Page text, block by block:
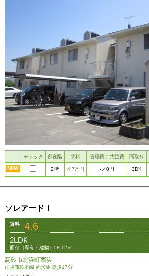
チェック 所在階 賃料 管理費／共益費 間取り
2階 4.7万円 -／0円 3DK
ソレアードⅠ
賃料 4.6
2LDK
面積（専有・建物）58.12㎡
高砂市北浜町西浜
山陽電鉄本線 的形駅 徒歩17分